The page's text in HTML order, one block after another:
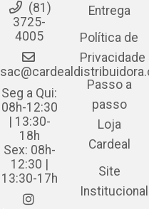
(81)
3725-
4005
Seg a Qui:
08h-12:30
| 13:30-
18h
Sex: 08h-
12:30 |
13:30-17h
Entrega
Política de
Privacidade
Passo a
passo
Loja
Cardeal
Site
Institucional